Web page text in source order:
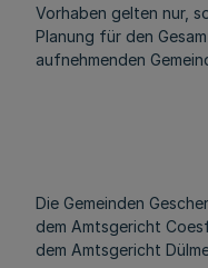
Vorhaben gelten nur,
Planung für den
aufnehmenden
Die Gemeinden
dem Amtsgericht
dem Amtsgericht